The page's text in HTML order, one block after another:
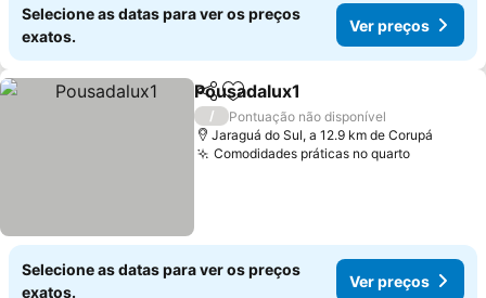
Selecione as datas para ver os preços
exatos.
Ver preços
PartilharAdicionar aos favoritos
Pousadalux1
/
Pontuação não disponível
Jaraguá do Sul, a 12.9 km de Corupá
Comodidades práticas no quartoVer
Selecione as datas para ver os preços
exatos.
Ver preços